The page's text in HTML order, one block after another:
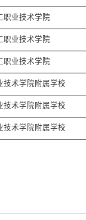
职业技术学院
职业技术学院
职业技术学院
技术学院附属学校
技术学院附属学校
技术学院附属学校